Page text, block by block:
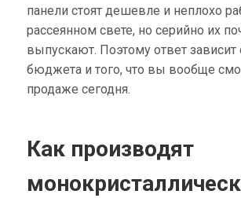
панели стоят дешевле и неплохо
рассеянном свете, но серийно их
выпускают. Поэтому ответ зависит
бюджета и того, что вы вообще
продаже сегодня.
Как производят